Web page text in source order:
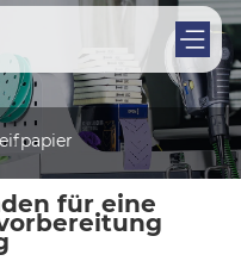
für eine